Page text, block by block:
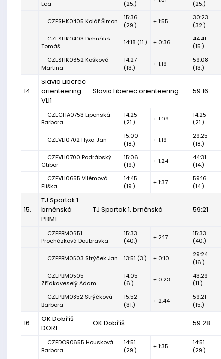
Lea
(25.)
(25.)
CZESHK0405 Kolář Šimon
15:36
(29.)
+ 1:55
30:23
(32.)
CZESHK0403 Dohnálek
Tomáš
14:18 (11.) + 0:36
44:41
(15.)
CZESHK0652 Košková
Martina
14:27
(13.)
+ 1:19
59:08
(13.)
14.
Slavia Liberec
orienteering
VLI1
Slavia Liberec orienteering 59:16
CZECHA0753 Lipenská
Barbora
14:25
(21.)
+ 1:09
14:25
(21.)
CZEVLI0702 Hyxa Jan
15:00
(18.)
+ 1:19
29:25
(18.)
CZEVLI0700 Podrábský
Ctibor
15:06
(19.)
+ 1:24
44:31
(14.)
CZEVLI0655 Vilémová
Eliška
14:45
(19.)
+ 1:37
59:16
(14.)
15.
TJ Spartak 1.
brněnská
PBM1
TJ Spartak 1. brněnská 59:21
CZEPBM0651
Procházková Doubravka
15:33
(40.)
+ 2:17
15:33
(40.)
CZEPBM0503 Strýček Jan 13:51 (3.) + 0:10
29:24
(16.)
CZEPBM0505
Zřídkaveselý Adam
14:05
(6.)
+ 0:23
43:29
(11.)
CZEPBM0852 Strýčková
Barbora
15:52
(31.)
+ 2:44
59:21
(15.)
16.
OK Dobříš
DOR1
OK Dobříš 59:28
CZEDOR0655 Housková
Barbora
14:51
(29.)
+ 1:35
14:51
(29.)